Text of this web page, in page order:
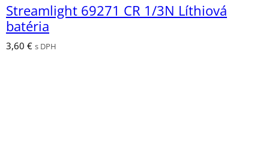
Streamlight 69271 CR 1/3N Líthiová
batéria
3,60 € s DPH